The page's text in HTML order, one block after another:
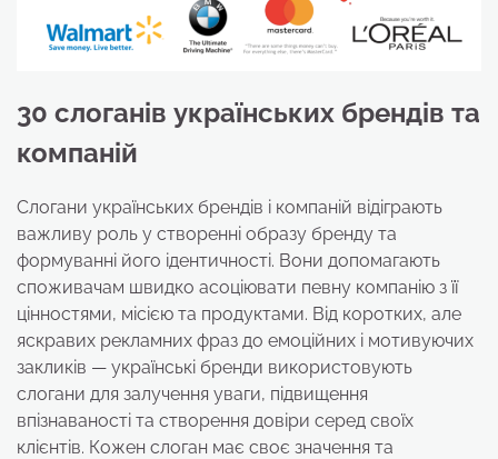
30 слоганів українських брендів та
компаній
Слогани українських брендів і компаній відіграють
важливу роль у створенні образу бренду та
формуванні його ідентичності. Вони допомагають
споживачам швидко асоціювати певну компанію з її
цінностями, місією та продуктами. Від коротких, але
яскравих рекламних фраз до емоційних і мотивуючих
закликів — українські бренди використовують
слогани для залучення уваги, підвищення
впізнаваності та створення довіри серед своїх
клієнтів. Кожен слоган має своє значення та